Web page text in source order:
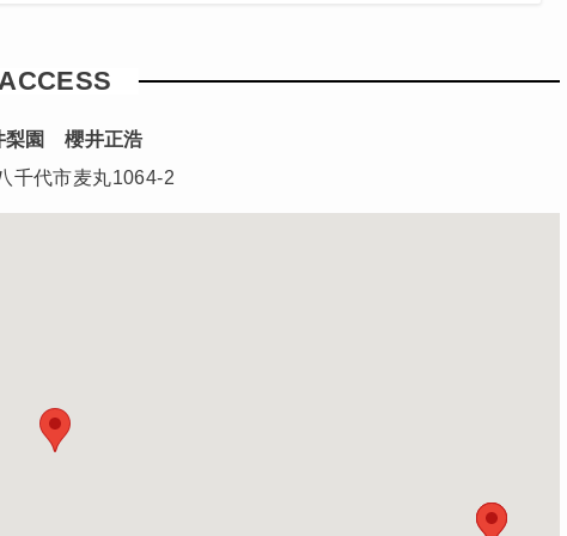
梨園 櫻井正浩
千代市麦丸1064-2